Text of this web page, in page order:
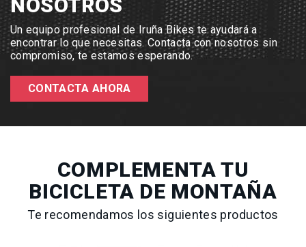
NOSOTROS
Un equipo profesional de Iruña Bikes te ayudará a
encontrar lo que necesitas. Contacta con nosotros sin
compromiso, te estamos esperando.
CONTACTA AHORA
COMPLEMENTA TU
BICICLETA DE MONTAÑA
Te recomendamos los siguientes productos